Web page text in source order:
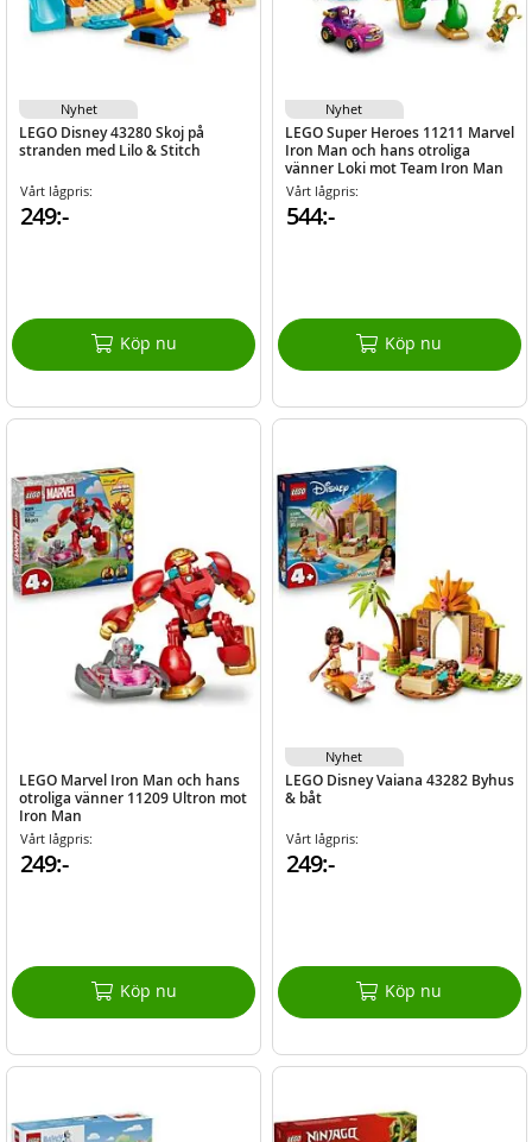
LEGO Disney 43280 Skoj på
stranden med Lilo & Stitch
Vårt lågpris:
249:-
Köp nu
Nyhet
LEGO Super Heroes 11211 Marvel
Iron Man och hans otroliga
vänner Loki mot Team Iron Man
Vårt lågpris:
544:-
Köp nu
Nyhet
LEGO Marvel Iron Man och hans
otroliga vänner 11209 Ultron mot
Iron Man
Vårt lågpris:
249:-
Köp nu
LEGO Disney Vaiana 43282 Byhus
& båt
Vårt lågpris:
249:-
Köp nu
Nyhet